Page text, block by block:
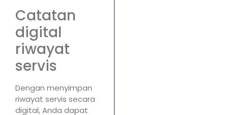
Catatan
digital
riwayat
servis
Dengan menyimpan
riwayat servis secara
digital, Anda dapat